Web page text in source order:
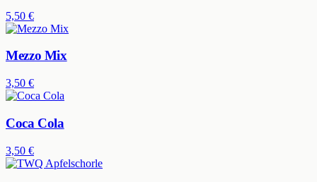
5,50 €
Mezzo Mix
3,50 €
Coca Cola
3,50 €